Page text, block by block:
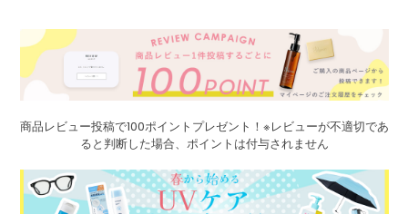
商品レビュー投稿で100ポイントプレゼント！※レビューが不適切であ
ると判断した場合、ポイントは付与されません